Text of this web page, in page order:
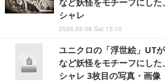
シャレ
2026.08.08 Sat 15:10
ユニクロの「浮世絵」UT
など妖怪をモチーフにし
シャレ 3枚目の写真・画像